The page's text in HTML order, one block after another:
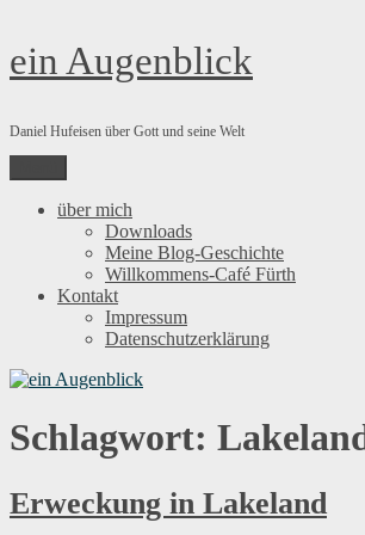
Zum
Inhalt
ein Augenblick
Daniel Hufeisen über Gott und seine Welt
über mich
Downloads
Meine Blog-Geschichte
Willkommens-Café Fürth
Kontakt
Impressum
Datenschutzerklärung
Schlagwort:
Erweckung in Lakeland